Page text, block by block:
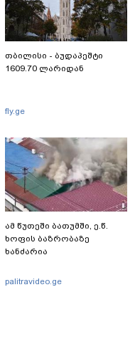
თბილისი - ბუდაპეშტი
1609.70 ლარიდან
fly.ge
ამ წუთეში ბათუმში, ე.წ.
ხოფის ბაზრობაზე
ხანძარია
palitravideo.ge